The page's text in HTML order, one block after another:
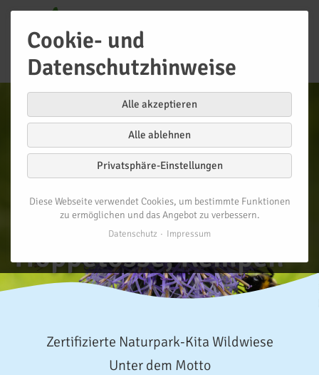
Naturpark-Kita
Hoppetosse, Kempen
Zertifizierte Naturpark-Kita Wildwiese
Unter dem Motto
Cookie- und
Datenschutzhinweise
Alle akzeptieren
Alle ablehnen
Privatsphäre-Einstellungen
Diese Webseite verwendet Cookies, um bestimmte Funktionen
zu ermöglichen und das Angebot zu verbessern.
Datenschutz Impressum